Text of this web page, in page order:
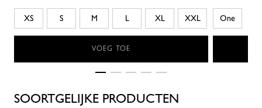
XS S M L XL XXL
VOEG TOE
One
SOORTGELIJKE PRODUCTEN